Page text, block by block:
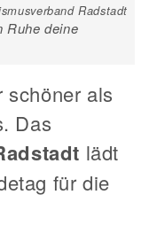
Radstadt
Ruhe deine
schöner als
Das
lädt
für die